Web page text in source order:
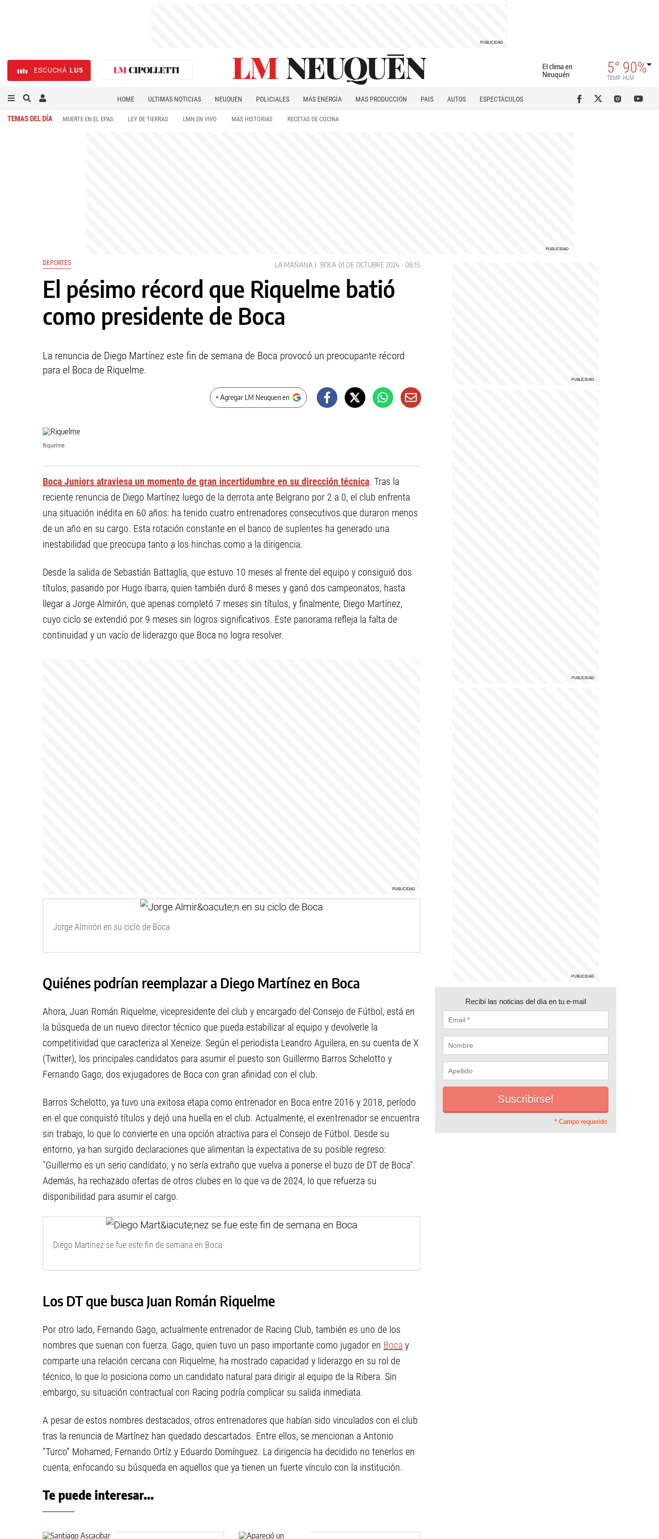
ESCUCHÁ LU5
El clima en
Neuquén
5°
TEMP
90%
HUM
HOME ÚLTIMAS NOTICIAS NEUQUÉN POLICIALES MÁS ENERGÍA MÁS PRODUCCIÓN PAÍS AUTOS
ESPECTÁCULOS
TEMAS DEL DÍA MUERTE EN EL EPAS LEY DE TIERRAS LMN EN VIVO MÁS HISTORIAS RECETAS DE COCINA
DEPORTES LA MAÑANA BOCA 01 DE OCTUBRE 2024 - 08:15
El pésimo récord que Riquelme batió
como presidente de Boca
La renuncia de Diego Martínez este fin de semana de Boca provocó un preocupante récord
para el Boca de Riquelme.
+ Agregar LM Neuquen en
Riquelme
Boca Juniors atraviesa un momento de gran incertidumbre en su dirección técnica. Tras la
reciente renuncia de Diego Martínez luego de la derrota ante Belgrano por 2 a 0, el club enfrenta
una situación inédita en 60 años: ha tenido cuatro entrenadores consecutivos que duraron menos
de un año en su cargo. Esta rotación constante en el banco de suplentes ha generado una
inestabilidad que preocupa tanto a los hinchas como a la dirigencia.
Desde la salida de Sebastián Battaglia, que estuvo 10 meses al frente del equipo y consiguió dos
títulos, pasando por Hugo Ibarra, quien también duró 8 meses y ganó dos campeonatos, hasta
llegar a Jorge Almirón, que apenas completó 7 meses sin títulos, y finalmente, Diego Martínez,
cuyo ciclo se extendió por 9 meses sin logros significativos. Este panorama refleja la falta de
continuidad y un vacío de liderazgo que Boca no logra resolver.
Jorge Almirón en su ciclo de Boca
Quiénes podrían reemplazar a Diego Martínez en Boca
Ahora, Juan Román Riquelme, vicepresidente del club y encargado del Consejo de Fútbol, está en
la búsqueda de un nuevo director técnico que pueda estabilizar al equipo y devolverle la
competitividad que caracteriza al Xeneize. Según el periodista Leandro Aguilera, en su cuenta de X
(Twitter), los principales candidatos para asumir el puesto son Guillermo Barros Schelotto y
Fernando Gago, dos exjugadores de Boca con gran afinidad con el club.
Barros Schelotto, ya tuvo una exitosa etapa como entrenador en Boca entre 2016 y 2018, período
en el que conquistó títulos y dejó una huella en el club. Actualmente, el exentrenador se encuentra
sin trabajo, lo que lo convierte en una opción atractiva para el Consejo de Fútbol. Desde su
entorno, ya han surgido declaraciones que alimentan la expectativa de su posible regreso:
"Guillermo es un serio candidato, y no sería extraño que vuelva a ponerse el buzo de DT de Boca".
Además, ha rechazado ofertas de otros clubes en lo que va de 2024, lo que refuerza su
disponibilidad para asumir el cargo.
Diego Martínez se fue este fin de semana en Boca
Los DT que busca Juan Román Riquelme
Por otro lado, Fernando Gago, actualmente entrenador de Racing Club, también es uno de los
nombres que suenan con fuerza. Gago, quien tuvo un paso importante como jugador en Boca y
comparte una relación cercana con Riquelme, ha mostrado capacidad y liderazgo en su rol de
técnico, lo que lo posiciona como un candidato natural para dirigir al equipo de la Ribera. Sin
embargo, su situación contractual con Racing podría complicar su salida inmediata.
A pesar de estos nombres destacados, otros entrenadores que habían sido vinculados con el club
tras la renuncia de Martínez han quedado descartados. Entre ellos, se mencionan a Antonio
“Turco” Mohamed, Fernando Ortíz y Eduardo Domínguez. La dirigencia ha decidido no tenerlos en
cuenta, enfocando su búsqueda en aquellos que ya tienen un fuerte vínculo con la institución.
Te puede interesar...
Recibí las noticias del día en tu e-mail
* Campo requerido